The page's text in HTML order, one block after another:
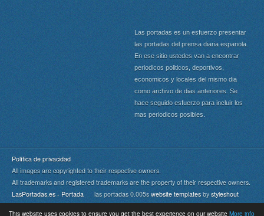
This website uses cookies to ensure you get the best experience on our website More info
Las portadas es un esfuerzo presentar
las portadas del prensa diaria espanola.
En ese sitio ustedes van a encontrar
periodicos politicos, deportivos,
economicos y locales del mismo dia
como archivo de dias anteriores. Se
hace seguido esfuerzo para incluir los
mas periodicos posibles.
Política de privacidad
All images are copyrighted to their respective owners.
All trademarks and registered trademarks are the property of their respective owners.
LasPortadas.es - Portada las portadas 0.005s website templates by styleshout